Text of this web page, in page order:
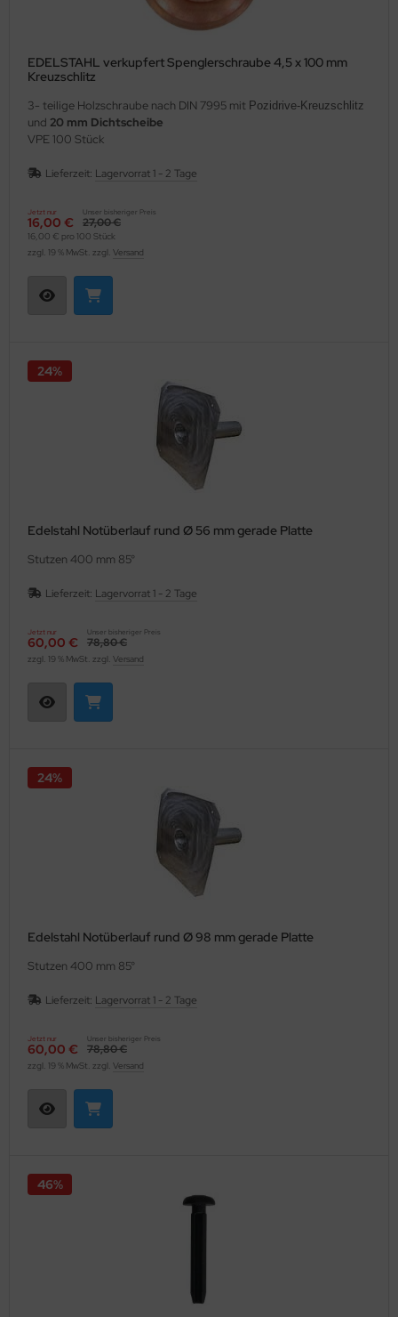
EDELSTAHL verkupfert Spenglerschraube 4,5 x 100 mm
Kreuzschlitz
3- teilige Holzschraube nach DIN 7995 mit Pozidrive-Kreuzschlitz
und 20 mm Dichtscheibe
VPE 100 Stück
Lieferzeit: Lagervorrat 1 - 2 Tage
Jetzt nur
16,00 €
Unser bisheriger Preis
27,00 €
16,00 € pro 100 Stück
zzgl. 19 % MwSt. zzgl. Versand
Edelstahl Notüberlauf rund Ø 56 mm gerade Platte
Stutzen 400 mm 85°
Lieferzeit: Lagervorrat 1 - 2 Tage
Jetzt nur
60,00 €
Unser bisheriger Preis
78,80 €
24%
zzgl. 19 % MwSt. zzgl. Versand
Edelstahl Notüberlauf rund Ø 98 mm gerade Platte
Stutzen 400 mm 85°
Lieferzeit: Lagervorrat 1 - 2 Tage
Jetzt nur
60,00 €
Unser bisheriger Preis
78,80 €
24%
zzgl. 19 % MwSt. zzgl. Versand
46%